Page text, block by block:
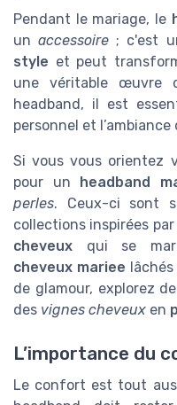
Pendant le mariage, le
unaccessoire ; c'est
style et peut
une véritable œuvre
headband, il est
personnel et
Si vous vous orientez
pour un
headband
perles. Ceux-ci sont
collections inspirées
cheveux qui se
cheveux mariee
de glamour, explorez
des vignes cheveux en
L’importance du
Le confort est tout